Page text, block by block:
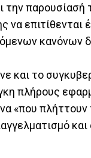
την
να
κανόνων
και το
πλήρους
«που